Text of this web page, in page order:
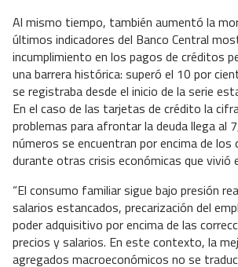
Al mismo tiempo, también aumentó la
últimos indicadores del Banco Central
incumplimiento en los pagos de créditos
una barrera histórica: superó el 10 por
se registraba desde el inicio de la serie
En el caso de las tarjetas de crédito la
problemas para afrontar la deuda llega al
números se encuentran por encima de los
durante otras crisis económicas que vivió
“El consumo familiar sigue bajo presión
salarios estancados, precarización del
poder adquisitivo por encima de las
precios y salarios. En este contexto, la
agregados macroeconómicos no se